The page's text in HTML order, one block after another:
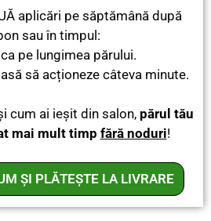
aplicări pe săptămână după
sau în timpul:
pe lungimea părului.
să acționeze câteva minute.
cum ai ieșit din salon, părul tău
mai mult timp fără noduri!
ȘI PLĂTEȘTE LA LIVRARE